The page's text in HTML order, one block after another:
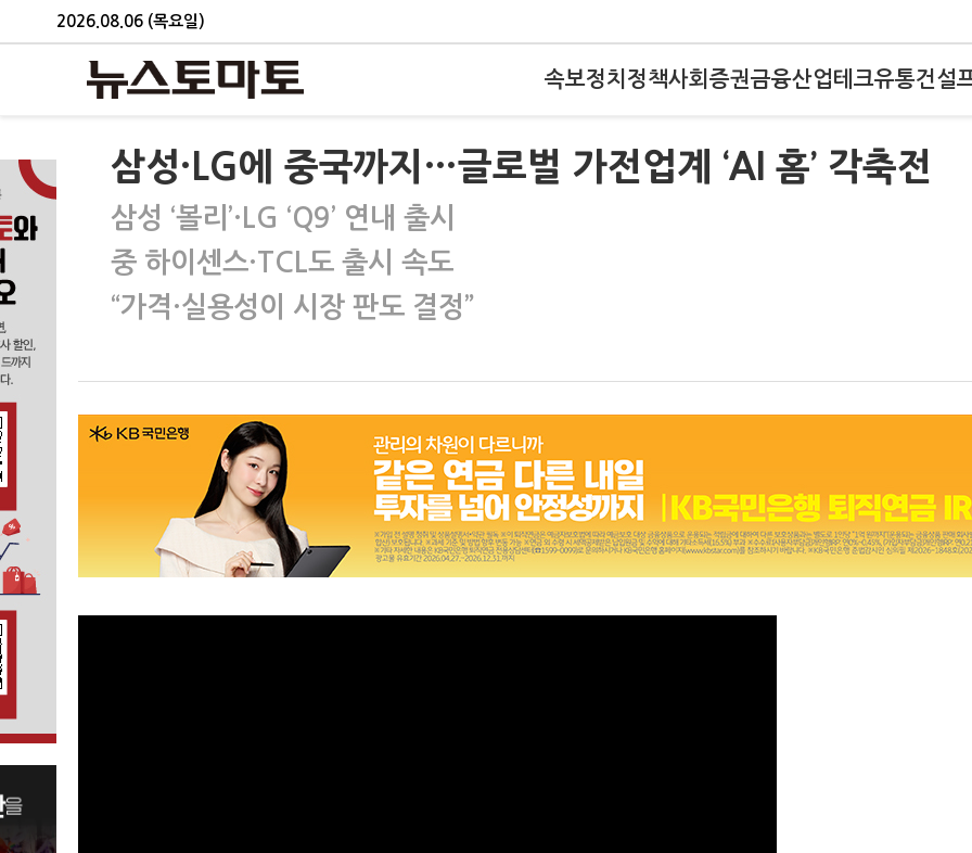
2026.08.06 (목요일)
속보정치 정책사회 증권금융산업테크유통건설
삼성·LG에 중국까지…글로벌 가전업계 ‘AI 홈’ 각축전
삼성 ‘볼리’·LG ‘Q9’ 연내 출시
중 하이센스·TCL도 출시 속도
“가격·실용성이 시장 판도 결정”